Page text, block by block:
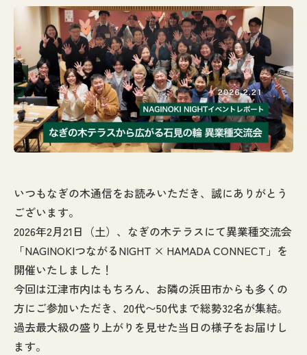
お問い合わせ
いつもなぎの木通信をお読みいただき、誠にありがとう
ございます。
2026年2月21日（土）、なぎの木テラスにて異業種交流会
「NAGINOKIつながるNIGHT × HAMADA CONNECT」を
開催いたしました！
今回は江津市内はもちろん、お隣の浜田市からも多くの
方にご参加いただき、20代〜50代まで総勢32名が集結。
過去最大級の盛り上がりを見せた当日の様子をお届けし
ます。